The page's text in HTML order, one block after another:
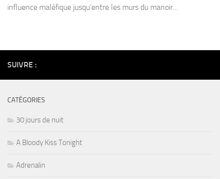
influence maléfique jusqu’entre les murs du manoir...
SUIVRE :
CATÉGORIES
30 jours de nuit
A Bloody Kiss Tonight
Adrenalin